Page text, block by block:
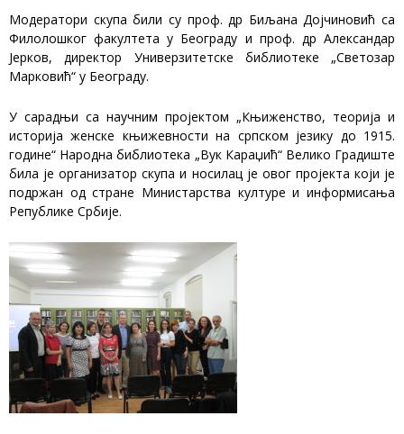
Модератори скупа били су проф. др Биљана Дојчиновић са
Филолошког факултета у Београду и проф. др Александар
Јерков, директор Универзитетске библиотеке „Светозар
Марковић“ у Београду.
У сарадњи са научним пројектом „Књиженство, теорија и
историја женске књижевности на српском језику до 1915.
године“ Народна библиотека „Вук Караџић“ Велико Градиште
била је организатор скупа и носилац је овог пројекта који је
подржан од стране Министарства културе и информисања
Републике Србије.